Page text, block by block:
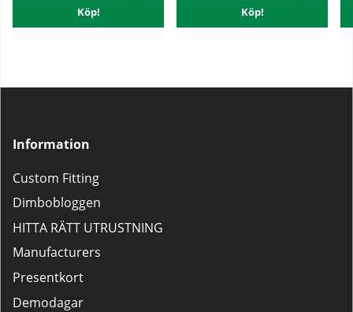
Köp! Köp!
Information
Custom Fitting
Dimbobloggen
HITTA RÄTT UTRUSTNING
Manufacturers
Presentkort
Demodagar